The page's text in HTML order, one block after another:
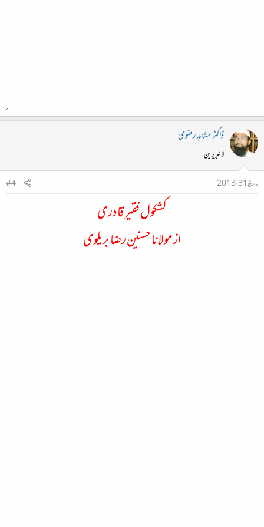
ڈاکٹر مشاہد رضوی
لائبریرین
مارچ 31، 2013
#4
کشکول فقیر قادری
از مولانا حسنین رضا بریلوی